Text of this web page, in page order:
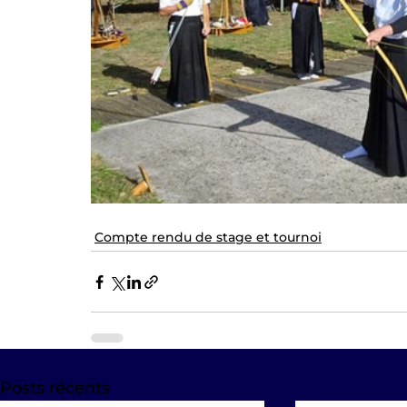
Compte rendu de stage et tournoi
Posts récents